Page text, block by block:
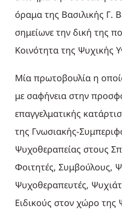
όραμα της Βασιλικής Γ.
σημείωνε την δική της
Κοινότητα της Ψυχικής
Μία πρωτοβουλία η
με σαφήνεια στην
επαγγελματικής
της Γνωσιακής-
Ψυχοθεραπείας στους
Φοιτητές, Συμβούλους,
Ψυχοθεραπευτές,
Ειδικούς στον χώρο της